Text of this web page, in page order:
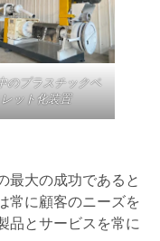
のプラスチックペ
レット化装置
最大の成功であると
常に顧客のニーズを
品とサービスを常に